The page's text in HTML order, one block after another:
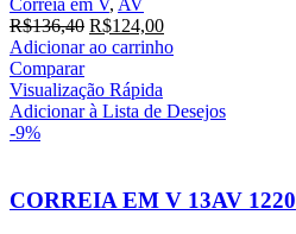
Correia em V, AV
R$136,40 O
preço
era:
R$136,40.
R$124,00O
preço
R$124,00.
Adicionar ao carrinho
Comparar
Visualização Rápida
Adicionar à Lista de Desejos
-9%
CORREIA EM V 13AV 1220